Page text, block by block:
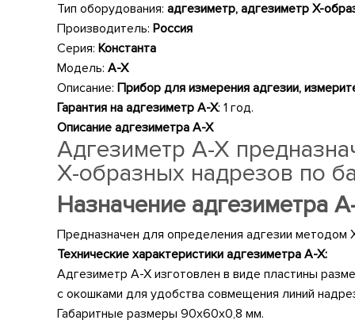
Тип оборудования: адгезиметр, адгезиметр Х-
Производитель: Россия
Серия: Константа
Модель: А-Х
Описание: Прибор для измерения адгезии,
Гарантия на адгезиметр А-Х: 1 год.
Описание адгезиметра А-Х
Адгезиметр А-Х
X-образных надрезов по
Назначение адгезиметра
Предназначен для определения адгезии методом
Технические характеристики адгезиметра А-Х:
Адгезиметр А-Х изготовлен в виде пластины
с окошками для удобства совмещения линий
Габаритные размеры 90х60х0,8 мм.